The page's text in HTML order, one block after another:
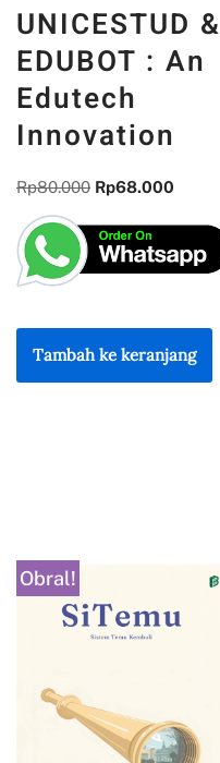
UNICESTUD &
EDUBOT : An
Edutech
Innovation
Rp80.000 Rp68.000
Tambah ke keranjang
Obral!